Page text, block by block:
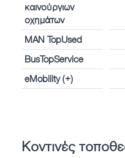
καινούργιων
οχημάτων
MAN TopUsed
BusTopService
eMobility (+)
Κοντινές